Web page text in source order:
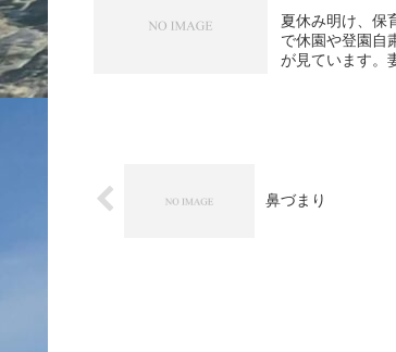
夏休み明け、保
で休園や登園自
が見ています。
鼻づまり